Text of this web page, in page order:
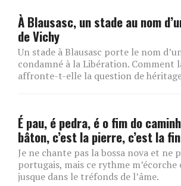
À Blausasc, un stade au nom
de Vichy
Un stade à Blausasc porte le nom
condamné à la Libération. Comment
affronte-t-elle la question de
É pau, é pedra, é o fim do
bâton, c’est la pierre, c’est la
Je ne chante pas la bossa nova et ne
portugais, mais ce rythme m’écorche
jusque dans le tréfonds de l’âme.